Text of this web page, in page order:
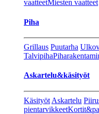
vaatteetMiesten vaatteet
Piha
Grillaus Puutarha
Talvipiha
Askartelu&käsityöt
Käsityöt Askartelu
pientarvikkeet